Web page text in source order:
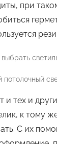
при
потолочный
и тех и
к тому
С их